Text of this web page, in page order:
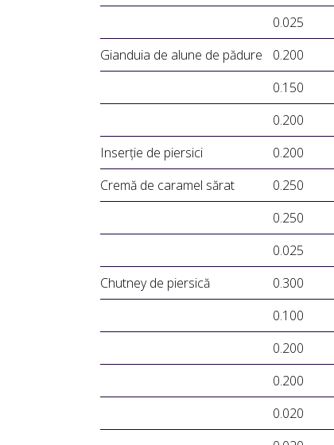
0.025
Gianduia de alune de pădure
0.200
0.150
0.200
Inserție de piersici
0.200
Cremă de caramel sărat
0.250
0.250
0.025
Chutney de piersică
0.300
0.100
0.200
0.200
0.020